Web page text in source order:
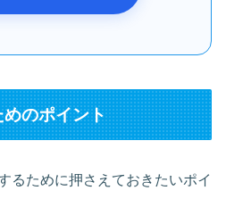
のポイント
るために押さえておきたいポイ